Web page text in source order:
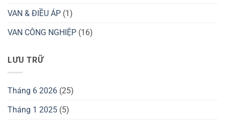
VAN & ĐIỀU ÁP (1)
VAN CÔNG NGHIỆP (16)
LƯU TRỮ
Tháng 6 2026 (25)
Tháng 1 2025 (5)